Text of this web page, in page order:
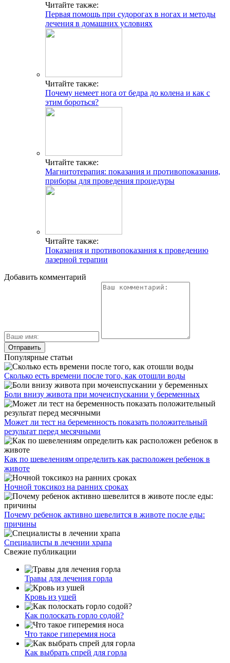
Читайте также:
Первая помощь при судорогах в ногах и методы
лечения в домашних условиях
Читайте также:
Почему немеет нога от бедра до колена и как с
этим бороться?
Читайте также:
Магнитотерапия: показания и противопоказания,
приборы для проведения процедуры
Читайте также:
Показания и противопоказания к проведению
лазерной терапии
Добавить комментарий
Популярные статьи
Сколько есть времени после того, как отошли воды
Боли внизу живота при мочеиспускании у беременных
Может ли тест на беременность показать положительный
результат перед месячными
Как по шевелениям определить как расположен ребенок в
животе
Ночной токсикоз на ранних сроках
Почему ребенок активно шевелится в животе после еды:
причины
Специалисты в лечении храпа
Свежие публикации
Травы для лечения горла
Кровь из ушей
Как полоскать горло содой?
Что такое гиперемия носа
Как выбрать спрей для горла